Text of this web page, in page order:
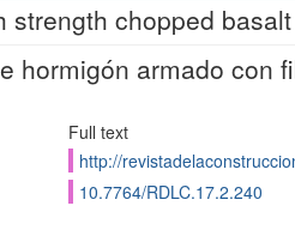
strength chopped
hormigón armado con
Full text
http://
10.7764/RDLC.17.2.240